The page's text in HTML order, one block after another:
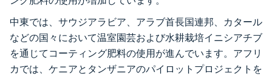
中東では、サウジアラビア、アラブ首長国連邦、カタール
などの国々において温室園芸および水耕栽培イニシアチブ
を通じてコーティング肥料の使用が進んでいます。アフリ
カでは、ケニアとタンザニアのパイロットプロジェクトを